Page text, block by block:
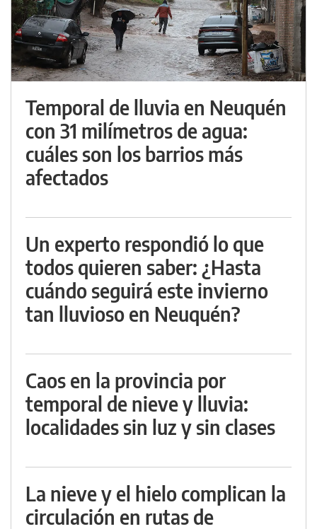
Temporal de lluvia en Neuquén
con 31 milímetros de agua:
cuáles son los barrios más
afectados
Un experto respondió lo que
todos quieren saber: ¿Hasta
cuándo seguirá este invierno
tan lluvioso en Neuquén?
Caos en la provincia por
temporal de nieve y lluvia:
localidades sin luz y sin clases
La nieve y el hielo complican la
circulación en rutas de